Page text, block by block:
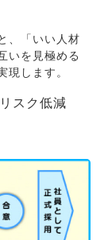
、「いい人材
いを見極める
現します。
スク低減